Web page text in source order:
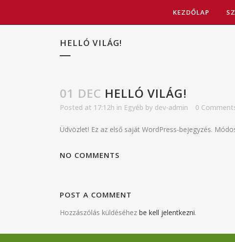
KEZDŐLAP
HELLÓ VILÁG!
01 DEC HELLÓ VILÁG!
Posted at 17:12h in Egyéb by dev-admin 0
Üdvözlet! Ez az első saját WordPress-bejegyzés.
NO COMMENTS
POST A COMMENT
Hozzászólás küldéséhez be kell jelentkezni.